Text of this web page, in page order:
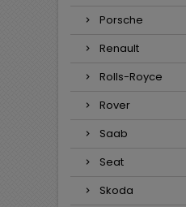
Porsche
Renault
Rolls-Royce
Rover
Saab
Seat
Skoda